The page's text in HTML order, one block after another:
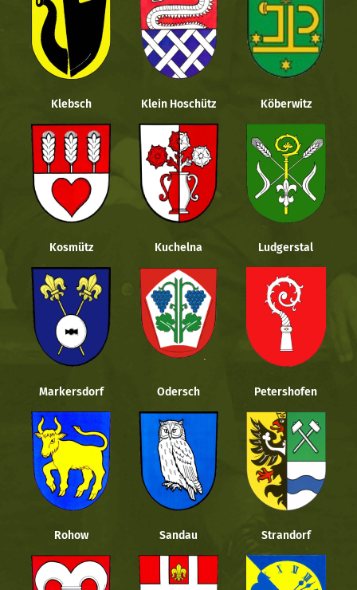
Klebsch Klein Hoschütz Köberwitz
Kosmütz Kuchelna Ludgerstal
Markersdorf Odersch Petershofen
Rohow Sandau Strandorf